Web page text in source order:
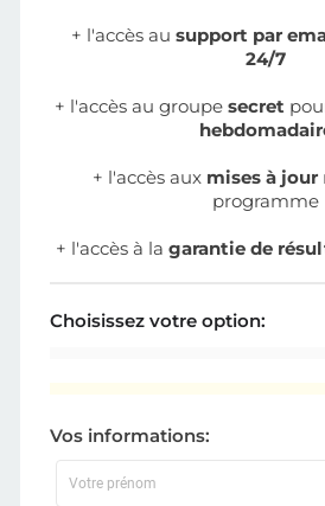
+ l'accès au support par
24/7
+ l'accès au groupe secret
+ l'accès aux mises à jour
programme
+ l'accès à la garantie de
Choisissez votre option:
Vos informations: